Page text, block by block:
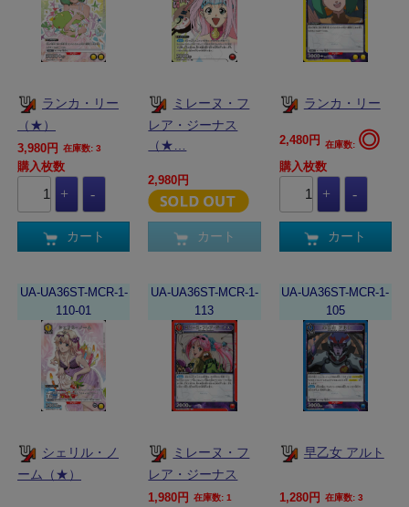
ランカ・リー
（★）
3,980円 在庫数: 3
購入枚数
カート
ミレーヌ・フ
レア・ジーナス
（★…
2,980円
カート
ランカ・リー
2,480円 在庫数: ◎
購入枚数
カート
UA-UA36ST-MCR-1-
110-01
シェリル・ノ
ーム（★）
UA-UA36ST-MCR-1-
113
ミレーヌ・フ
レア・ジーナス
1,980円 在庫数: 1
UA-UA36ST-MCR-1-
105
早乙女 アルト
1,280円 在庫数: 3